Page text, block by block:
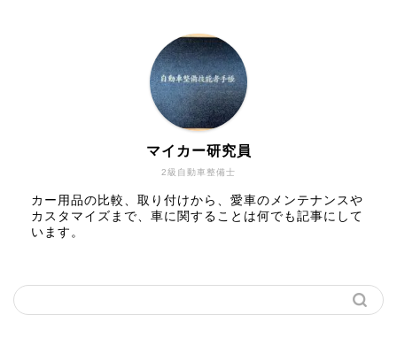
2級自動車整備士
マイカー研究員
カー用品の比較、取り付けから、愛車のメンテナンスや
カスタマイズまで、車に関することは何でも記事にして
います。